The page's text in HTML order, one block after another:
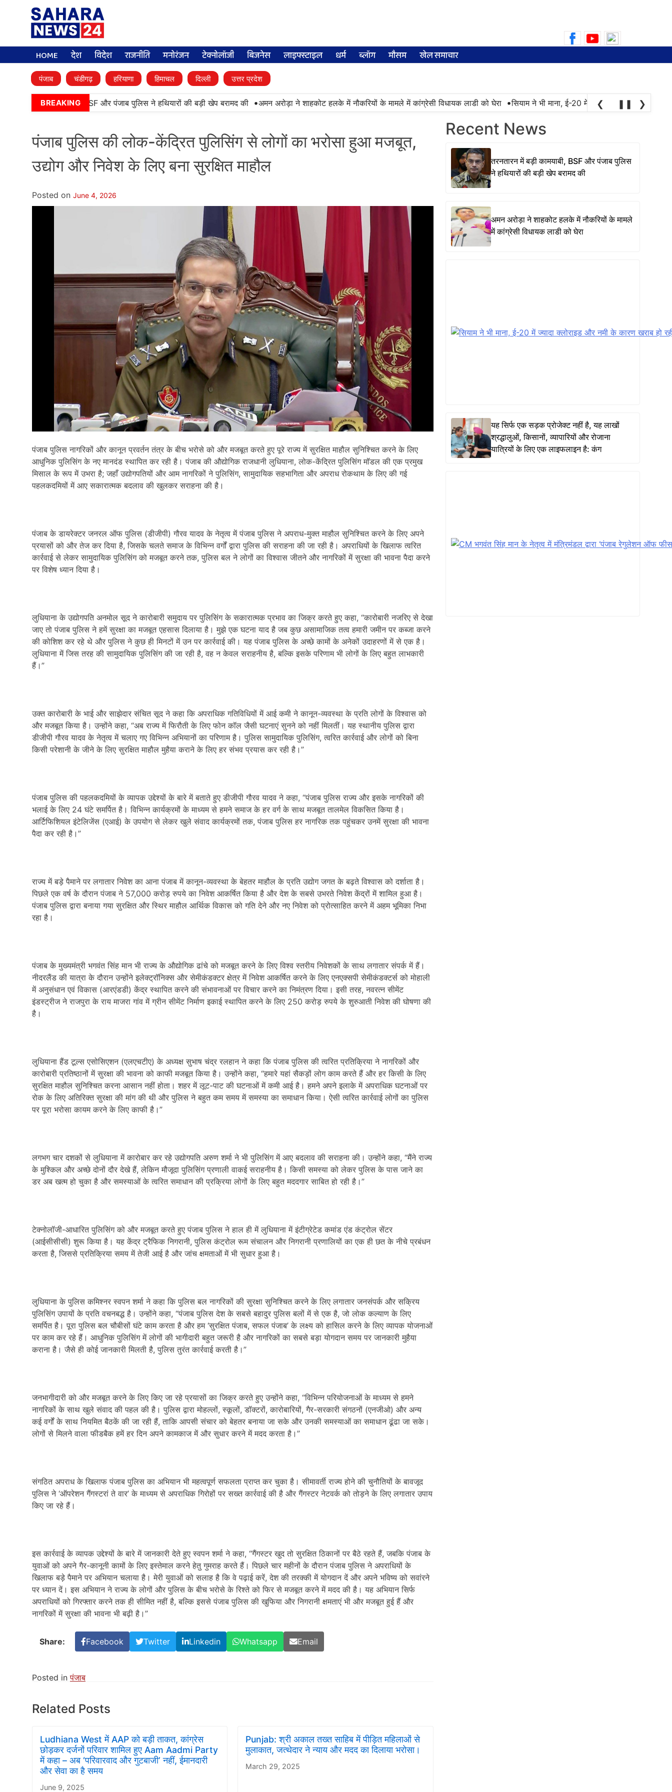
for:
HOME देश विदेश राजनीति मनोरंजन टेक्नोलॉजी बिजनेस लाइफ्स्टाइल धर्म ब्लॉग मौसम खेल समाचार
पंजाब चंडीगढ़ हरियाणा हिमाचल दिल्ली उत्तर प्रदेश
BREAKING
में बड़ी कामयाबी, BSF और पंजाब पुलिस ने हथियारों की बड़ी खेप बरामद की •अमन अरोड़ा ने शाहकोट हलके में नौकरियों के मामले में कांग्रेसी विधायक लाडी को घेरा •सियाम ने भी माना, ई-20 में ज्यादा क्लोराइड और नमी के कारण
❮ ❚❚ ❯
पंजाब पुलिस की लोक-केंद्रित पुलिसिंग से लोगों का भरोसा हुआ मजबूत,
उद्योग और निवेश के लिए बना सुरक्षित माहौल
Posted on June 4, 2026
पंजाब पुलिस नागरिकों और कानून प्रवर्तन तंत्र के बीच भरोसे को और मजबूत करते हुए पूरे राज्य में सुरक्षित माहौल सुनिश्चित करने के लिए
आधुनिक पुलिसिंग के नए मानदंड स्थापित कर रही है। पंजाब की औद्योगिक राजधानी लुधियाना, लोक-केंद्रित पुलिसिंग मॉडल की एक प्रमुख
मिसाल के रूप में उभरा है; जहाँ उद्योगपतियों और आम नागरिकों ने पुलिसिंग, सामुदायिक सहभागिता और अपराध रोकथाम के लिए की गई
पहलकदमियों में आए सकारात्मक बदलाव की खुलकर सराहना की है।
पंजाब के डायरेक्टर जनरल ऑफ पुलिस (डीजीपी) गौरव यादव के नेतृत्व में पंजाब पुलिस ने अपराध-मुक्त माहौल सुनिश्चित करने के लिए अपने
प्रयासों को और तेज कर दिया है, जिसके चलते समाज के विभिन्न वर्गों द्वारा पुलिस की सराहना की जा रही है। अपराधियों के खिलाफ त्वरित
कार्रवाई से लेकर सामुदायिक पुलिसिंग को मजबूत करने तक, पुलिस बल ने लोगों का विश्वास जीतने और नागरिकों में सुरक्षा की भावना पैदा करने
पर विशेष ध्यान दिया है।
लुधियाना के उद्योगपति अनमोल सूद ने कारोबारी समुदाय पर पुलिसिंग के सकारात्मक प्रभाव का जिक्र करते हुए कहा, “कारोबारी नजरिए से देखा
जाए तो पंजाब पुलिस ने हमें सुरक्षा का मजबूत एहसास दिलाया है। मुझे एक घटना याद है जब कुछ असामाजिक तत्व हमारी जमीन पर कब्जा करने
की कोशिश कर रहे थे और पुलिस ने कुछ ही मिनटों में उन पर कार्रवाई की। यह पंजाब पुलिस के अच्छे कामों के अनेकों उदाहरणों में से एक है।
लुधियाना में जिस तरह की सामुदायिक पुलिसिंग की जा रही है, वह न केवल सराहनीय है, बल्कि इसके परिणाम भी लोगों के लिए बहुत लाभकारी
हैं।”
उक्त कारोबारी के भाई और साझेदार संचित सूद ने कहा कि अपराधिक गतिविधियों में आई कमी ने कानून-व्यवस्था के प्रति लोगों के विश्वास को
और मजबूत किया है। उन्होंने कहा, “अब राज्य में फिरौती के लिए फोन कॉल जैसी घटनाएं सुनने को नहीं मिलतीं। यह स्थानीय पुलिस द्वारा
डीजीपी गौरव यादव के नेतृत्व में चलाए गए विभिन्न अभियानों का परिणाम है। पुलिस सामुदायिक पुलिसिंग, त्वरित कार्रवाई और लोगों को बिना
किसी परेशानी के जीने के लिए सुरक्षित माहौल मुहैया कराने के लिए हर संभव प्रयास कर रही है।”
पंजाब पुलिस की पहलकदमियों के व्यापक उद्देश्यों के बारे में बताते हुए डीजीपी गौरव यादव ने कहा, “पंजाब पुलिस राज्य और इसके नागरिकों की
भलाई के लिए 24 घंटे समर्पित है। विभिन्न कार्यक्रमों के माध्यम से हमने समाज के हर वर्ग के साथ मजबूत तालमेल विकसित किया है।
आर्टिफिशियल इंटेलिजेंस (एआई) के उपयोग से लेकर खुले संवाद कार्यक्रमों तक, पंजाब पुलिस हर नागरिक तक पहुंचकर उनमें सुरक्षा की भावना
पैदा कर रही है।”
राज्य में बड़े पैमाने पर लगातार निवेश का आना पंजाब में कानून-व्यवस्था के बेहतर माहौल के प्रति उद्योग जगत के बढ़ते विश्वास को दर्शाता है।
पिछले एक वर्ष के दौरान पंजाब ने 57,000 करोड़ रुपये का निवेश आकर्षित किया है और देश के सबसे उभरते निवेश केंद्रों में शामिल हुआ है।
पंजाब पुलिस द्वारा बनाया गया सुरक्षित और स्थिर माहौल आर्थिक विकास को गति देने और नए निवेश को प्रोत्साहित करने में अहम भूमिका निभा
रहा है।
पंजाब के मुख्यमंत्री भगवंत सिंह मान भी राज्य के औद्योगिक ढांचे को मजबूत करने के लिए विश्व स्तरीय निवेशकों के साथ लगातार संपर्क में हैं।
नीदरलैंड की यात्रा के दौरान उन्होंने इलेक्ट्रॉनिक्स और सेमीकंडक्टर क्षेत्र में निवेश आकर्षित करने के लिए एनएक्सपी सेमीकंडक्टर्स को मोहाली
में अनुसंधान एवं विकास (आरएंडडी) केंद्र स्थापित करने की संभावनाओं पर विचार करने का निमंत्रण दिया। इसी तरह, नवरत्न सीमेंट
इंडस्ट्रीज ने राजपुरा के राय माजरा गांव में ग्रीन सीमेंट निर्माण इकाई स्थापित करने के लिए 250 करोड़ रुपये के शुरुआती निवेश की घोषणा की
है।
लुधियाना हैंड टूल्स एसोसिएशन (एलएचटीए) के अध्यक्ष सुभाष चंद्र रलहान ने कहा कि पंजाब पुलिस की त्वरित प्रतिक्रिया ने नागरिकों और
कारोबारी प्रतिष्ठानों में सुरक्षा की भावना को काफी मजबूत किया है। उन्होंने कहा, “हमारे यहां सैकड़ों लोग काम करते हैं और हर किसी के लिए
सुरक्षित माहौल सुनिश्चित करना आसान नहीं होता। शहर में लूट-पाट की घटनाओं में कमी आई है। हमने अपने इलाके में अपराधिक घटनाओं पर
रोक के लिए अतिरिक्त सुरक्षा की मांग की थी और पुलिस ने बहुत कम समय में समस्या का समाधान किया। ऐसी त्वरित कार्रवाई लोगों का पुलिस
पर पूरा भरोसा कायम करने के लिए काफी है।”
लगभग चार दशकों से लुधियाना में कारोबार कर रहे उद्योगपति अरुण शर्मा ने भी पुलिसिंग में आए बदलाव की सराहना की। उन्होंने कहा, “मैंने राज्य
के मुश्किल और अच्छे दोनों दौर देखे हैं, लेकिन मौजूदा पुलिसिंग प्रणाली वाकई सराहनीय है। किसी समस्या को लेकर पुलिस के पास जाने का
डर अब खत्म हो चुका है और समस्याओं के त्वरित समाधान की प्रक्रिया लोगों के लिए बहुत मददगार साबित हो रही है।”
टेक्नोलॉजी-आधारित पुलिसिंग को और मजबूत करते हुए पंजाब पुलिस ने हाल ही में लुधियाना में इंटीग्रेटेड कमांड एंड कंट्रोल सेंटर
(आईसीसीसी) शुरू किया है। यह केंद्र ट्रैफिक निगरानी, पुलिस कंट्रोल रूम संचालन और निगरानी प्रणालियों का एक ही छत के नीचे प्रबंधन
करता है, जिससे प्रतिक्रिया समय में तेजी आई है और जांच क्षमताओं में भी सुधार हुआ है।
लुधियाना के पुलिस कमिश्नर स्वपन शर्मा ने कहा कि पुलिस बल नागरिकों की सुरक्षा सुनिश्चित करने के लिए लगातार जनसंपर्क और सक्रिय
पुलिसिंग उपायों के प्रति वचनबद्ध है। उन्होंने कहा, “पंजाब पुलिस देश के सबसे बहादुर पुलिस बलों में से एक है, जो लोक कल्याण के लिए
समर्पित है। पूरा पुलिस बल चौबीसों घंटे काम करता है और हम ‘सुरक्षित पंजाब, सफल पंजाब’ के लक्ष्य को हासिल करने के लिए व्यापक योजनाओं
पर काम कर रहे हैं। आधुनिक पुलिसिंग में लोगों की भागीदारी बहुत जरूरी है और नागरिकों का सबसे बड़ा योगदान समय पर जानकारी मुहैया
कराना है। जैसे ही कोई जानकारी मिलती है, पुलिस तुरंत कार्रवाई करती है।”
जनभागीदारी को और मजबूत करने के लिए किए जा रहे प्रयासों का जिक्र करते हुए उन्होंने कहा, “विभिन्न परियोजनाओं के माध्यम से हमने
नागरिकों के साथ खुले संवाद की पहल की है। पुलिस द्वारा मोहल्लों, स्कूलों, डॉक्टरों, कारोबारियों, गैर-सरकारी संगठनों (एनजीओ) और अन्य
कई वर्गों के साथ नियमित बैठकें की जा रही हैं, ताकि आपसी संचार को बेहतर बनाया जा सके और उनकी समस्याओं का समाधान ढूंढा जा सके।
लोगों से मिलने वाला फीडबैक हमें हर दिन अपने कामकाज में और सुधार करने में मदद करता है।”
संगठित अपराध के खिलाफ पंजाब पुलिस का अभियान भी महत्वपूर्ण सफलता प्राप्त कर चुका है। सीमावर्ती राज्य होने की चुनौतियों के बावजूद
पुलिस ने ‘ऑपरेशन गैंगस्टरां ते वार’ के माध्यम से अपराधिक गिरोहों पर सख्त कार्रवाई की है और गैंगस्टर नेटवर्क को तोड़ने के लिए लगातार उपाय
किए जा रहे हैं।
इस कार्रवाई के व्यापक उद्देश्यों के बारे में जानकारी देते हुए स्वपन शर्मा ने कहा, “गैंगस्टर खुद तो सुरक्षित ठिकानों पर बैठे रहते हैं, जबकि पंजाब के
युवाओं को अपने गैर-कानूनी कामों के लिए इस्तेमाल करने हेतु गुमराह करते हैं। पिछले चार महीनों के दौरान पंजाब पुलिस ने अपराधियों के
खिलाफ बड़े पैमाने पर अभियान चलाया है। मेरी युवाओं को सलाह है कि वे पढ़ाई करें, देश की तरक्की में योगदान दें और अपने भविष्य को सवांरने
पर ध्यान दें। इस अभियान ने राज्य के लोगों और पुलिस के बीच भरोसे के रिश्ते को फिर से मजबूत करने में मदद की है। यह अभियान सिर्फ
अपराधियों को गिरफ्तार करने तक ही सीमित नहीं है, बल्कि इससे पंजाब पुलिस की खुफिया और निगरानी क्षमताएं भी और मजबूत हुई हैं और
नागरिकों में सुरक्षा की भावना भी बढ़ी है।”
Share: Facebook Twitter Linkedin Whatsapp Email
Posted inपंजाब
Related Posts
Ludhiana West में AAP को बड़ी ताकत, कांग्रेस
छोड़कर दर्जनों परिवार शामिल हुए Aam Aadmi Party
में कहा – अब ‘परिवारवाद और गुटबाजी’ नहीं, ईमानदारी
और सेवा का है समय
June 9, 2025
Punjab: श्री अकाल तख्त साहिब में पीड़ित महिलाओं से
मुलाकात, जत्थेदार ने न्याय और मदद का दिलाया भरोसा।
March 29, 2025
Recent News
तरनतारन में बड़ी कामयाबी, BSF और पंजाब पुलिस
ने हथियारों की बड़ी खेप बरामद की
अमन अरोड़ा ने शाहकोट हलके में नौकरियों के मामले
में कांग्रेसी विधायक लाडी को घेरा
यह सिर्फ एक सड़क प्रोजेक्ट नहीं है, यह लाखों
श्रद्धालुओं, किसानों, व्यापारियों और रोजाना
यात्रियों के लिए एक लाइफलाइन है: कंग